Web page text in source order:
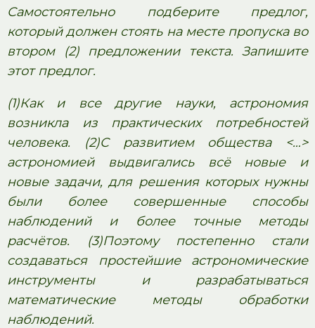
Самостоятельно подберите предлог,
который должен стоять на месте пропуска во
втором (2) предложении текста. Запишите
этот предлог.
(1)Как и все другие науки, астрономия
возникла из практических потребностей
человека. (2)С развитием общества <…>
астрономией выдвигались всё новые и
новые задачи, для решения которых нужны
были более совершенные способы
наблюдений и более точные методы
расчётов. (3)Поэтому постепенно стали
создаваться простейшие астрономические
инструменты и разрабатываться
математические методы обработки
наблюдений.